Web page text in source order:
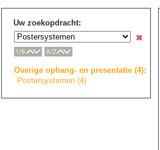
Uw zoekopdracht:
Overige ophang- en presentatie (4):
Postersystemen (4)